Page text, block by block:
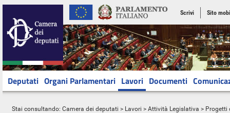
Scrivi Sito
Deputati Organi Parlamentari Lavori Documenti
Stai consultando: Camera dei deputati > Lavori > Attività Legislativa > Progetti